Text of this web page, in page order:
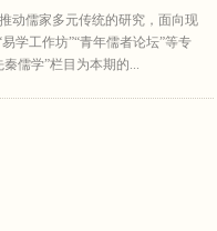
动儒家多元传统的研究，面向现
学工作坊”“青年儒者论坛”等专
儒学”栏目为本期的...